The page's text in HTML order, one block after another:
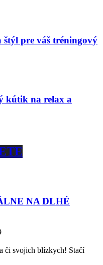
pre váš tréningový
kútik na relax a
NA DLHÉ
či svojich blízkych! Stačí